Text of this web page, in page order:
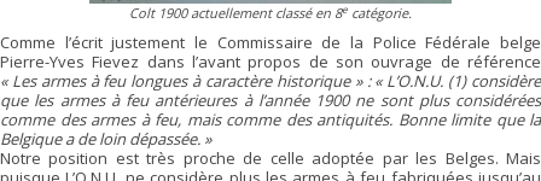
Colt 1900 actuellement classé en 8e catégorie.
Comme l’écrit justement le Commissaire de la Police Fédérale belge
Pierre-Yves Fievez dans l’avant propos de son ouvrage de référence
« Les armes à feu longues à caractère historique » : « L’O.N.U. (1) considère
que les armes à feu antérieures à l’année 1900 ne sont plus considérées
comme des armes à feu, mais comme des antiquités. Bonne limite que la
Belgique a de loin dépassée. »
Notre position est très proche de celle adoptée par les Belges. Mais